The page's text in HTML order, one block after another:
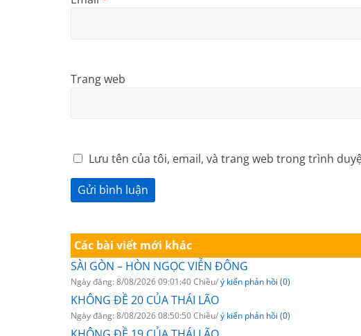
Trang web
Lưu tên của tôi, email, và trang web trong trình
Các bài viết mới khác
SÀI GÒN – HÒN NGỌC VIỄN ĐÔNG
Ngày đăng: 8/08/2026 09:01:40 Chiều/ý kiến phản hồi (0)
KHÔNG ĐỀ 20 CỦA THÁI LÃO
Ngày đăng: 8/08/2026 08:50:50 Chiều/ý kiến phản hồi (0)